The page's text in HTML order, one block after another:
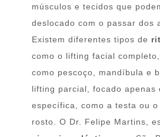
músculos e tecidos que
deslocado com o passar dos
Existem diferentes tipos de
como o lifting facial
como pescoço, mandíbula e
lifting parcial, focado apenas
específica, como a testa ou
rosto. O Dr. Felipe Martins,